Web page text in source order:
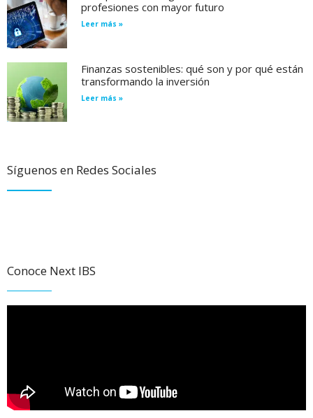
profesiones con mayor futuro
Leer más »
Finanzas sostenibles: qué son y por qué están
transformando la inversión
Leer más »
Síguenos en Redes Sociales
Conoce Next IBS